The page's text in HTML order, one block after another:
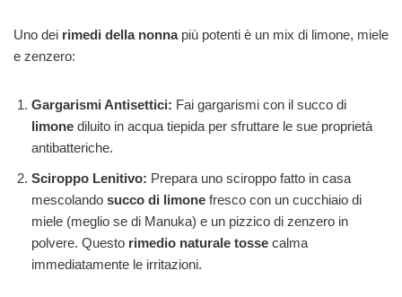
Uno dei rimedi della nonnapiù potenti è un mix di limone, miele
e zenzero:
Gargarismi Antisettici: Fai gargarismi con il succo di
limone diluito in acqua tiepida per sfruttare le sue proprietà
antibatteriche.
Sciroppo Lenitivo: Prepara uno sciroppo fatto in casa
mescolando succo di limone fresco con un cucchiaio di
miele (meglio se di Manuka) e un pizzico di zenzero in
polvere. Questo rimedio naturale tosse calma
immediatamente le irritazioni.